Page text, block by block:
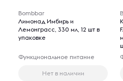
Bombbar
Лимонад Имбирь и
Лемонграсс, 330 мл, 12 шт в
упаковке
Функциональное питание
Нет в наличии